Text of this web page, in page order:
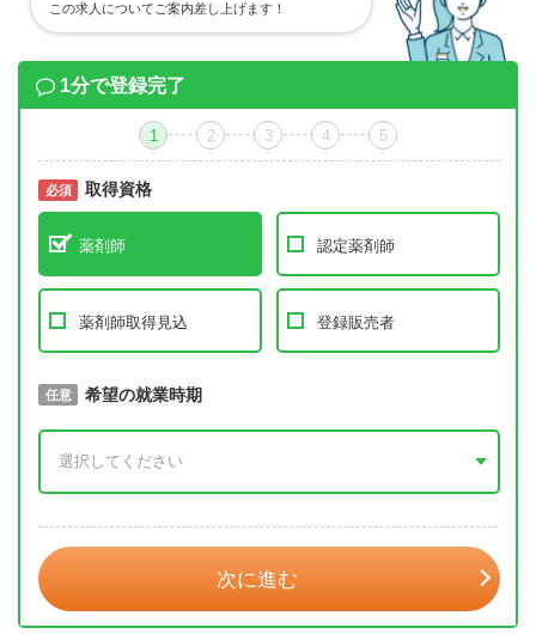
この求人についてご案内差し上げます！
1分で登録完了
1 2 3 4 5
必須 取得資格
薬剤師 認定薬剤師
薬剤師取得見込 登録販売者
必須 取得予定年
任意 希望の就業時期
次に進む